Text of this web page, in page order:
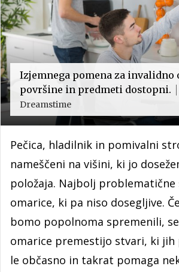
Izjemnega pomena za invalidno
površine in predmeti dostopni.
Dreamstime
Pečica, hladilnik in pomivalni
nameščeni na višini, ki jo
položaja. Najbolj problematične
omarice, ki pa niso dosegljive.
bomo popolnoma spremenili,
omarice premestijo stvari, ki
le občasno in takrat pomaga